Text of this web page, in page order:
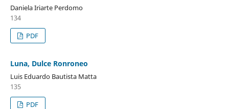
Daniela Iriarte Perdomo
134
PDF
Luna, Dulce Ronroneo
Luis Eduardo Bautista Matta
135
PDF